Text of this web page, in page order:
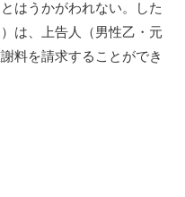
はうかがわれない。した
は、上告人（男性乙・元
料を請求することができ